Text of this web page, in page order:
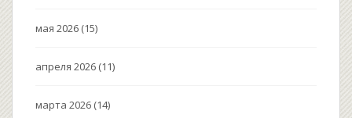
мая 2026 (15)
апреля 2026 (11)
марта 2026 (14)